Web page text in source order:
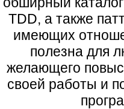
TDD, а также
имеющих
полезна для
желающего
своей работы и